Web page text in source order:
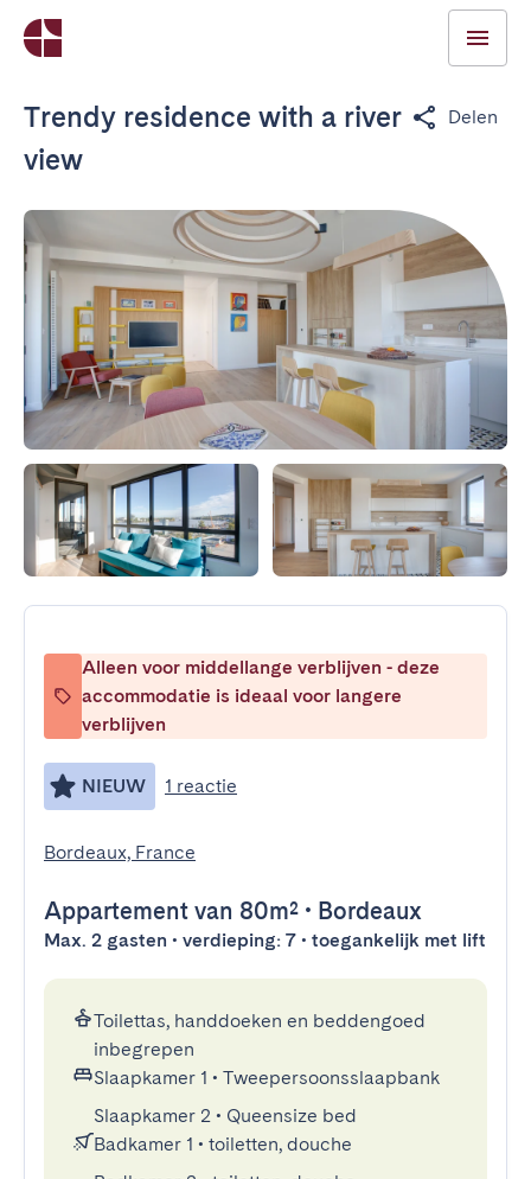
Trendy residence with a river
view
Delen
Alleen voor middellange verblijven - deze
accommodatie is ideaal voor langere
verblijven
NIEUW 1 reactie
Bordeaux, France
Appartement van 80m² • Bordeaux
Max. 2 gasten • verdieping: 7 • toegankelijk met lift
Toilettas, handdoeken en beddengoed
inbegrepen
Slaapkamer 1 • Tweepersoonsslaapbank
Slaapkamer 2 • Queensize bed
Badkamer 1 • toiletten, douche